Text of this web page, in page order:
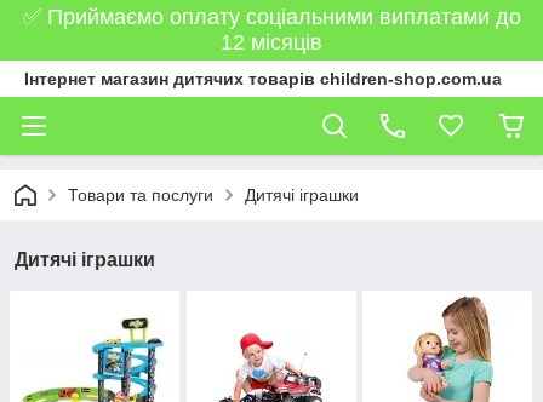
✅ Приймаємо оплату соціальними виплатами до
12 місяців
Інтернет магазин дитячих товарів children-shop.com.ua
Товари та послуги Дитячі іграшки
Дитячі іграшки